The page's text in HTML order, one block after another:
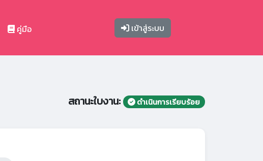
คู่มือ เข้าสู่ระบบ
สถานะใบงาน: ดำเนินการเรียบร้อย